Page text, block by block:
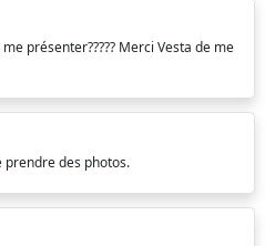
présenter????? Merci Vesta de me
prendre des photos.